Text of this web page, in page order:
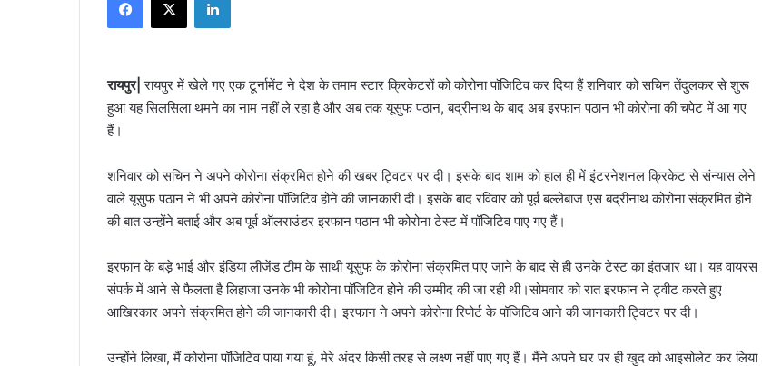
रायपुर|रायपुर में खेले गए एक टूर्नामेंट ने देश के तमाम स्टार क्रिकेटरों को कोरोना पाॅजिटिव कर दिया हैं शनिवार को सचिन तेंदुलकर से शुरू
हुआ यह सिलसिला थमने का नाम नहीं ले रहा है और अब तक यूसुफ पठान, बद्रीनाथ के बाद अब इरफान पठान भी कोरोना की चपेट में आ गए
हैं।
शनिवार को सचिन ने अपने कोरोना संक्रमित होने की खबर ट्विटर पर दी। इसके बाद शाम को हाल ही में इंटरनेशनल क्रिकेट से संन्यास लेने
वाले यूसुफ पठान ने भी अपने कोरोना पॉजिटिव होने की जानकारी दी। इसके बाद रविवार को पूर्व बल्लेबाज एस बद्रीनाथ कोरोना संक्रमित होने
की बात उन्होंने बताई और अब पूर्व ऑलराउंडर इरफान पठान भी कोरोना टेस्ट में पॉजिटिव पाए गए हैं।
इरफान के बड़े भाई और इंडिया लीजेंड टीम के साथी यूसुफ के कोरोना संक्रमित पाए जाने के बाद से ही उनके टेस्ट का इंतजार था। यह वायरस
संपर्क में आने से फैलता है लिहाजा उनके भी कोरोना पॉजिटिव होने की उम्मीद की जा रही थी।सोमवार को रात इरफान ने ट्वीट करते हुए
आखिरकार अपने संक्रमित होने की जानकारी दी। इरफान ने अपने कोरोना रिपोर्ट के पॉजिटिव आने की जानकारी ट्विटर पर दी।
उन्होंने लिखा, मैं कोरोना पॉजिटिव पाया गया हूं, मेरे अंदर किसी तरह से लक्ष्ण नहीं पाए गए हैं। मैंने अपने घर पर ही खुद को आइसोलेट कर लिया